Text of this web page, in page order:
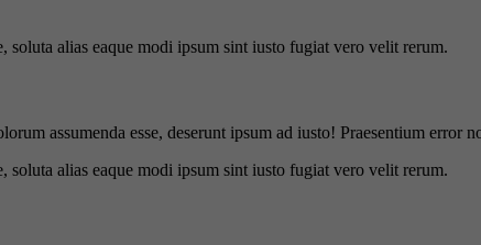
alias eaque modi ipsum sint iusto fugiat vero velit rerum.
assumenda esse, deserunt ipsum ad iusto! Praesentium error
alias eaque modi ipsum sint iusto fugiat vero velit rerum.